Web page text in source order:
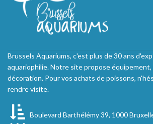
Brussels Aquariums, c'est plus de 30 ans
aquariophilie. Notre site propose
décoration. Pour vos achats de poissons,
rendre visite.
Boulevard Barthélémy 39, 1000